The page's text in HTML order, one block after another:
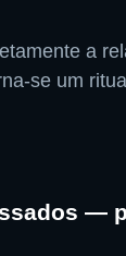
a
se um
—